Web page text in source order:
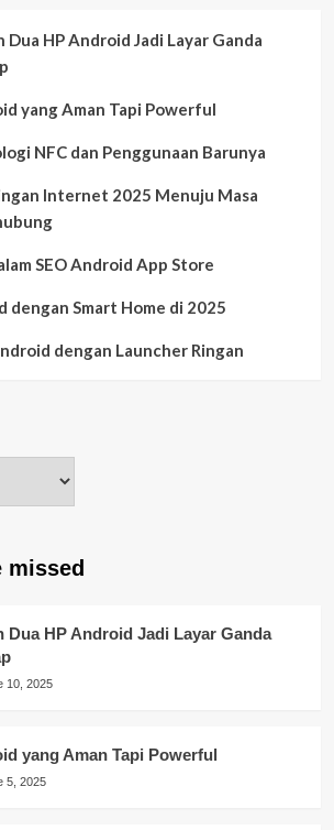
HP Android Jadi Layar Ganda
yang Aman Tapi Powerful
NFC dan Penggunaan Barunya
Internet 2025 Menuju Masa
SEO Android App Store
dengan Smart Home di 2025
dengan Launcher Ringan
missed
Dua HP Android Jadi Layar Ganda
10, 2025
yang Aman Tapi Powerful
5, 2025